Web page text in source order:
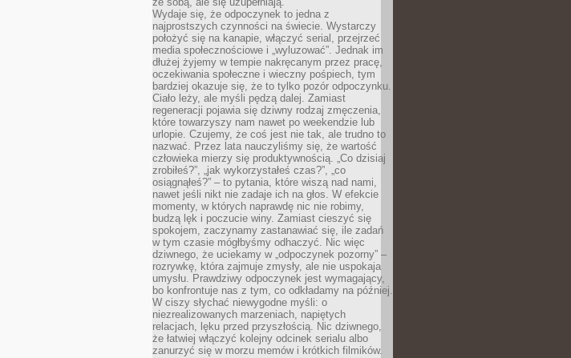
Wydaje się, że odpoczynek to jedna z
najprostszych czynności na świecie. Wystarczy
położyć się na kanapie, włączyć serial, przejrzeć
media społecznościowe i „wyluzować”. Jednak im
dłużej żyjemy w tempie nakręcanym przez pracę,
oczekiwania społeczne i wieczny pośpiech, tym
bardziej okazuje się, że to tylko pozór odpoczynku.
Ciało leży, ale myśli pędzą dalej. Zamiast
regeneracji pojawia się dziwny rodzaj zmęczenia,
które towarzyszy nam nawet po weekendzie lub
urlopie. Czujemy, że coś jest nie tak, ale trudno to
nazwać. Przez lata nauczyliśmy się, że wartość
człowieka mierzy się produktywnością. „Co dzisiaj
zrobiłeś?”, „jak wykorzystałeś czas?”, „co
osiągnąłeś?” – to pytania, które wiszą nad nami,
nawet jeśli nikt nie zadaje ich na głos. W efekcie
momenty, w których naprawdę nic nie robimy,
budzą lęk i poczucie winy. Zamiast cieszyć się
spokojem, zaczynamy zastanawiać się, ile zadań
w tym czasie mógłbyśmy odhaczyć. Nic więc
dziwnego, że uciekamy w „odpoczynek pozorny” –
rozrywkę, która zajmuje zmysły, ale nie uspokaja
umysłu. Prawdziwy odpoczynek jest wymagający,
bo konfrontuje nas z tym, co odkładamy na później.
W ciszy słychać niewygodne myśli: o
niezrealizowanych marzeniach, napiętych
relacjach, lęku przed przyszłością. Nic dziwnego,
że łatwiej włączyć kolejny odcinek serialu albo
zanurzyć się w morzu memów i krótkich filmików.